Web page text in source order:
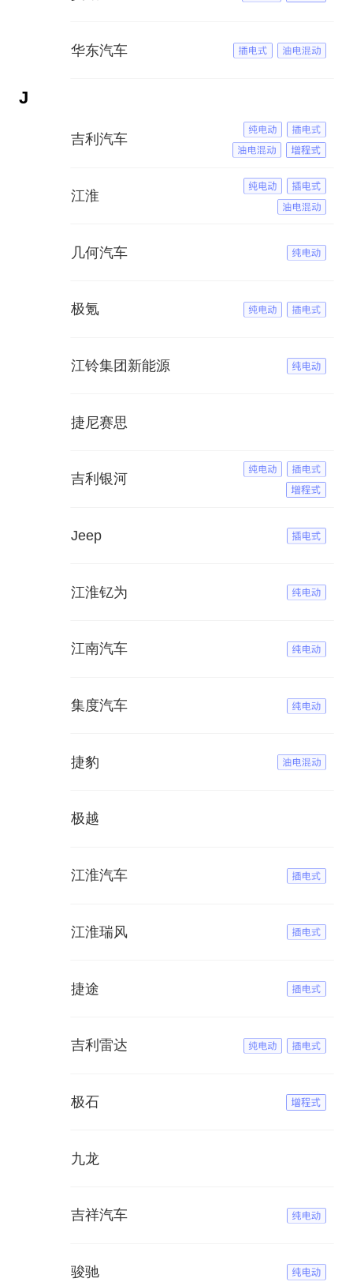
华东汽车
J
吉利汽车
江淮
几何汽车
极氪
江铃集团新能源
捷尼赛思
吉利银河
Jeep
江淮钇为
江南汽车
集度汽车
捷豹
极越
江淮汽车
江淮瑞风
捷途
吉利雷达
极石
九龙
吉祥汽车
骏驰